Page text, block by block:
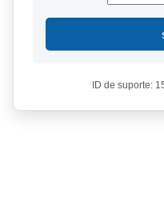
ID de suporte: